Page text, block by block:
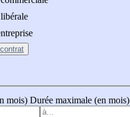
mois) Durée maximale (en mois)